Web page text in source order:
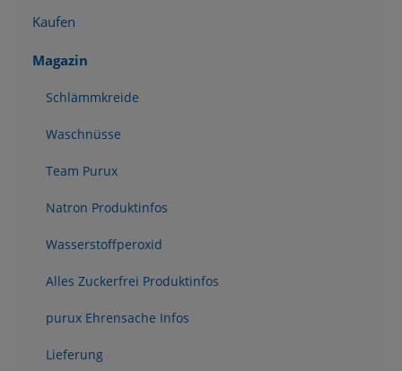
Kaufen
Magazin
Schlämmkreide
Waschnüsse
Team Purux
Natron Produktinfos
Wasserstoffperoxid
Alles Zuckerfrei Produktinfos
purux Ehrensache Infos
Lieferung